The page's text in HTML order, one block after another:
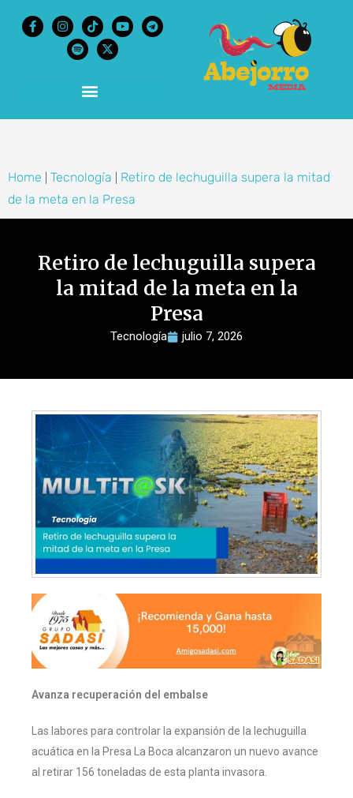
Home Tecnología
Retiro de lechuguilla supera la mitad
de la meta en la Presa
Retiro de lechuguilla supera
la mitad de la meta en la
Presa
Tecnología julio 7, 2026
Avanza recuperación del embalse
Las labores para controlar la expansión de la lechuguilla
acuática en la Presa La Boca alcanzaron un nuevo avance
al retirar 156 toneladas de esta planta invasora.